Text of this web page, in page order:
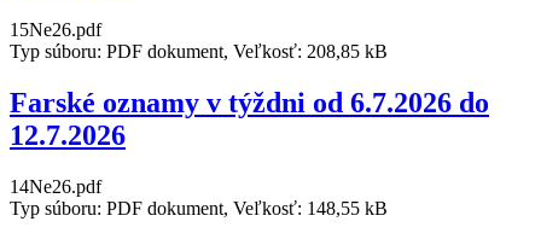
15Ne26.pdf
Typ súboru: PDF dokument, Veľkosť: 208,85 kB
Farské oznamy v týždni od 6.7.2026 do
12.7.2026
14Ne26.pdf
Typ súboru: PDF dokument, Veľkosť: 148,55 kB